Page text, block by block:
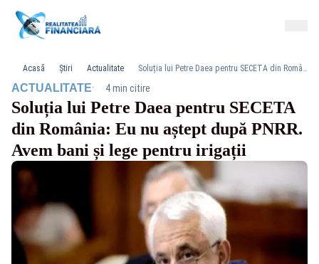
Acasă Știri Actualitate Soluția lui Petre Daea pentru SECETA din România: Eu nu aștept după PNRR. Avem bani și lege pentru irigații
ACTUALITATE· 4 min citire
Soluția lui Petre Daea pentru SECETA
din România: Eu nu aștept după PNRR.
Avem bani și lege pentru irigații